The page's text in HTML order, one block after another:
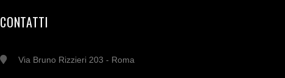
CONTATTI
Via Bruno Rizzieri 203 - Roma